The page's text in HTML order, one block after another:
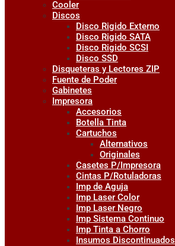
Cooler
Discos
Disco Rigido Externo
Disco Rigido SATA
Disco Rigido SCSI
Disco SSD
Disqueteras y Lectores ZIP
Fuente de Poder
Gabinetes
Impresora
Accesorios
Botella Tinta
Cartuchos
Alternativos
Originales
Casetes P/Impresora
Cintas P/Rotuladoras
Imp de Aguja
Imp Laser Color
Imp Laser Negro
Imp Sistema Continuo
Imp Tinta a Chorro
Insumos Discontinuados